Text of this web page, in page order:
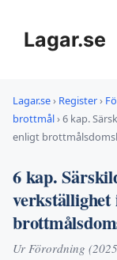
innehållLagar.se
Lagar.se› Register›
brottmål›6 kap.
enligt
6 kap.
verkställighet
Ur Förordning